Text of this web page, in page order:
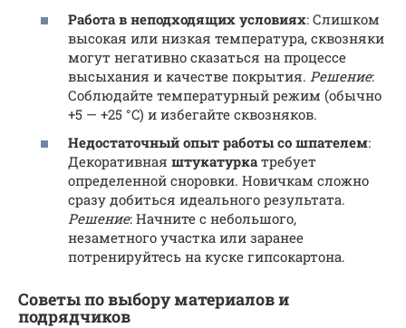
Работа в неподходящих условиях: Слишком
высокая или низкая температура, сквозняки
могут негативно сказаться на процессе
высыхания и качестве покрытия. Решение:
Соблюдайте температурный режим (обычно
+5 — +25 °C) и избегайте сквозняков.
Недостаточный опыт работы со шпателем:
Декоративная штукатуркатребует
определенной сноровки. Новичкам сложно
сразу добиться идеального результата.
Решение: Начните с небольшого,
незаметного участка или заранее
потренируйтесь на куске гипсокартона.
Советы по выбору материалов и
подрядчиков